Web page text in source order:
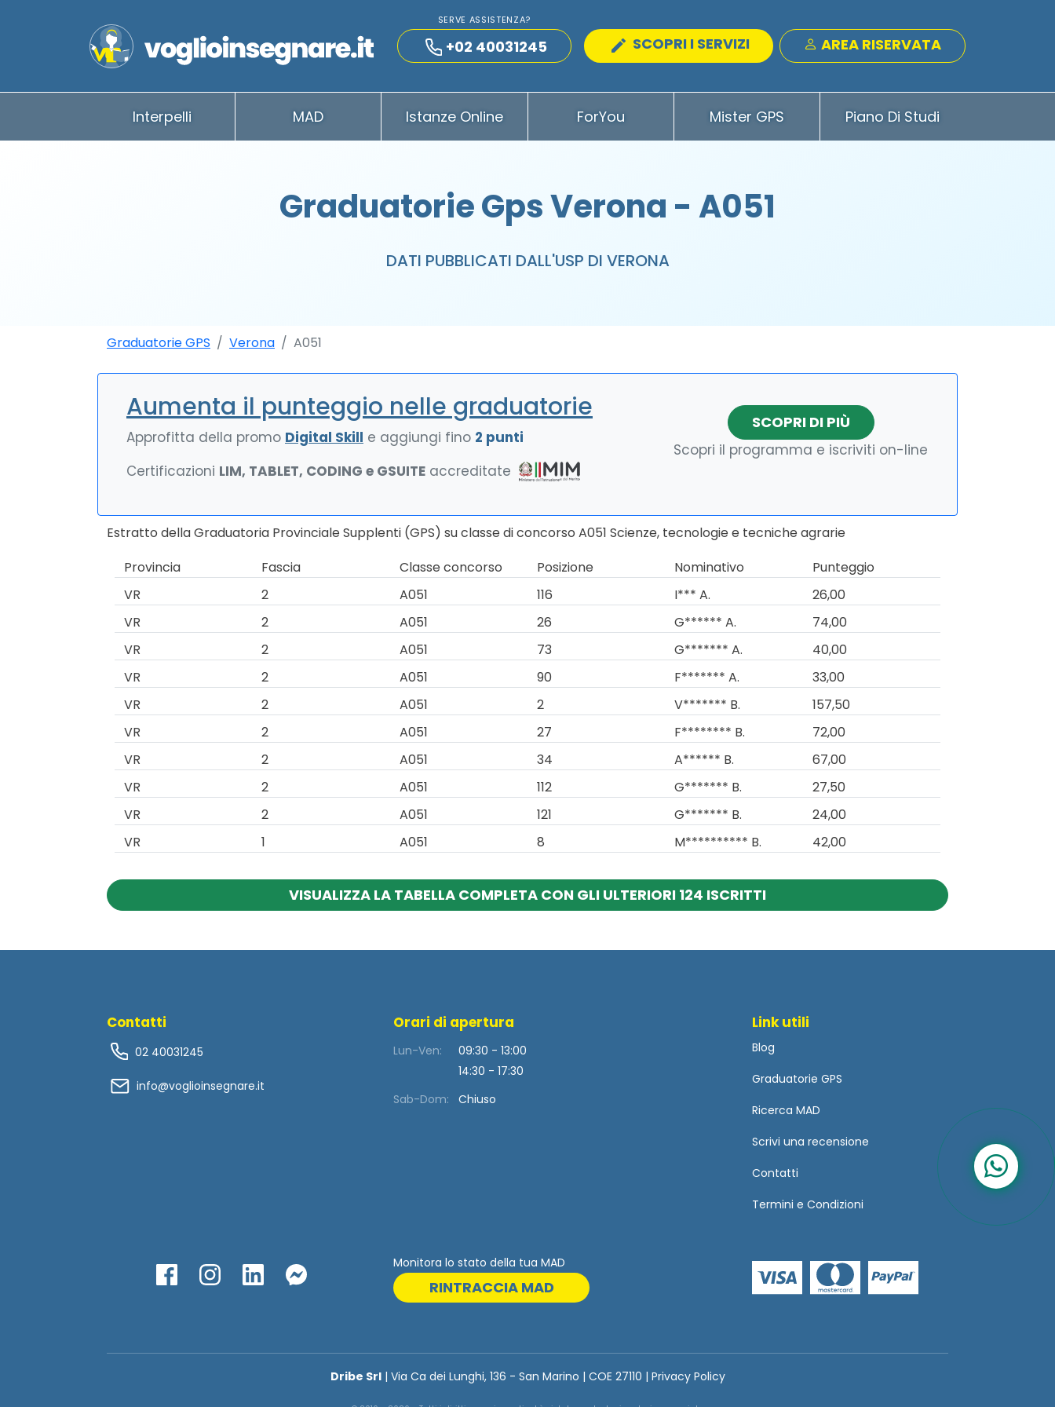
SERVE ASSISTENZA?
+02 40031245 SCOPRI I SERVIZI AREA RISERVATA
Interpelli MAD Istanze Online ForYou Mister GPS Piano Di Studi
Graduatorie Gps Verona - A051
DATI PUBBLICATI DALL'USP DI VERONA
Graduatorie GPS Verona A051
Aumenta il punteggio nelle graduatorie
Approfitta della promo Digital Skill e aggiungi fino 2 punti
Certificazioni LIM, TABLET, CODING e GSUITE accreditate
SCOPRI DI PIÙ
Scopri il programma e iscriviti on-line
Estratto della Graduatoria Provinciale Supplenti (GPS) su classe di concorso A051 Scienze, tecnologie e tecniche agrarie
Provincia
Fascia Classe concorso Posizione Nominativo
Punteggio
VR
2 A051 116 I*** A.
26,00
VR
2 A051 26 G****** A.
74,00
VR
2 A051 73 G******* A.
40,00
VR
2 A051 90 F******* A.
33,00
VR
2 A051 2 V******* B.
157,50
VR
2 A051 27 F******** B.
72,00
VR
2 A051 34 A****** B.
67,00
VR
2 A051 112 G******* B.
27,50
VR
2 A051 121 G******* B.
24,00
VR
1 A051 8 M********** B. 42,00
VISUALIZZA LA TABELLA COMPLETA CON GLI ULTERIORI 124 ISCRITTI
Contatti
02 40031245
info@voglioinsegnare.it
Orari di apertura
Lun-Ven:
09:30 - 13:00
14:30 - 17:30
Sab-Dom:
Chiuso
Link utili
Blog
Graduatorie GPS
Ricerca MAD
Scrivi una recensione
Contatti
Termini e Condizioni
Monitora lo stato della tua MAD
RINTRACCIA MAD
Dribe Srl| Via Ca dei Lunghi, 136 - San Marino | COE 27110 | Privacy Policy